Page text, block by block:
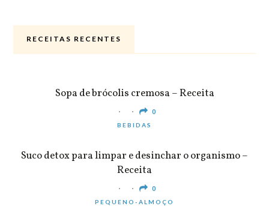
RECEITAS RECENTES
Sopa de brócolis cremosa – Receita
0
BEBIDAS
Suco detox para limpar e desinchar o organismo –
Receita
0
PEQUENO-ALMOÇO